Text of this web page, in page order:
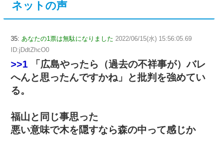
ネットの声
35: あなたの1票は無駄になりました 2022/06/15(水) 15:56:05.69
ID:jDdtZhcO0
>>1 「広島やったら（過去の不祥事が）バレ
へんと思ったんですかね」と批判を強めてい
る。
福山と同じ事思った
悪い意味で木を隠すなら森の中って感じか